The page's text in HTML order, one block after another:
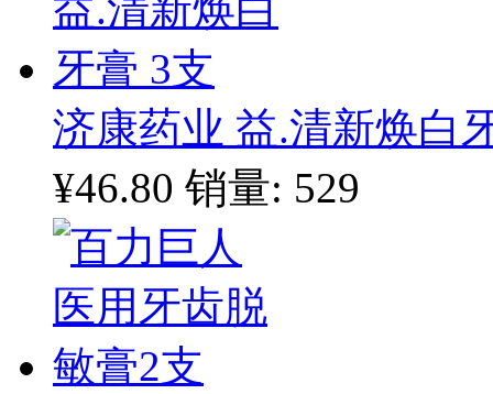
济康药业 益.清新焕白
¥46.80 销量: 529